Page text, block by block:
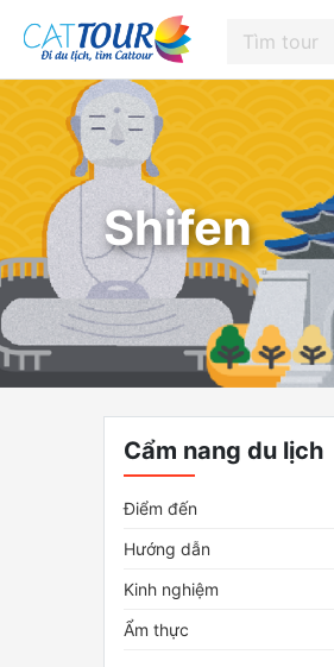
Shifen
Cẩm nang du lịch
Điểm đến
Hướng dẫn
Kinh nghiệm
Ẩm thực